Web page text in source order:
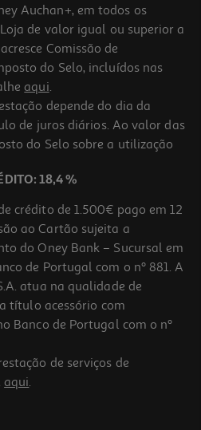
Auchan+, em todos os
de valor igual ou superior a
Comissão de
do Selo, incluídos nas
aqui.
depende do dia da
de juros diários. Ao valor das
do Selo sobre a utilização
18,4 %
crédito de 1.500€ pago em 12
ao Cartão sujeita a
do Oney Bank – Sucursal em
de Portugal com o nº 881. A
atua na qualidade de
título acessório com
Banco de Portugal com o nº
de serviços de
aqui.